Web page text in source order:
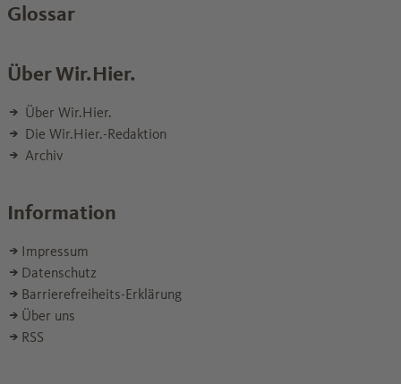
Glossar
Über Wir.Hier.
Über Wir.Hier.
Die Wir.Hier.-Redaktion
Archiv
Information
Impressum
Datenschutz
Barrierefreiheits-Erklärung
Über uns
RSS